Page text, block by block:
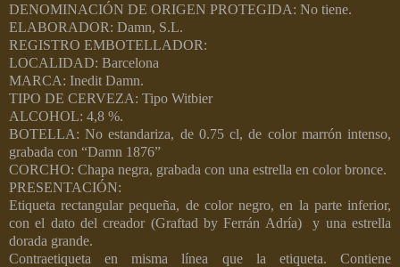
DENOMINACIÓN DE ORIGEN PROTEGIDA: No tiene.
ELABORADOR: Damn, S.L.
REGISTRO EMBOTELLADOR:
LOCALIDAD: Barcelona
MARCA: Inedit Damn.
TIPO DE CERVEZA: Tipo Witbier
ALCOHOL: 4,8 %.
BOTELLA: No estandariza, de 0.75 cl, de color marrón intenso,
grabada con “Damn 1876”
CORCHO: Chapa negra, grabada con una estrella en color bronce.
PRESENTACIÓN:
Etiqueta rectangular pequeña, de color negro, en la parte inferior,
con el dato del creador (Graftad by Ferrán Adría)
y una estrella
dorada grande.
Contraetiqueta en misma línea que la etiqueta. Contiene